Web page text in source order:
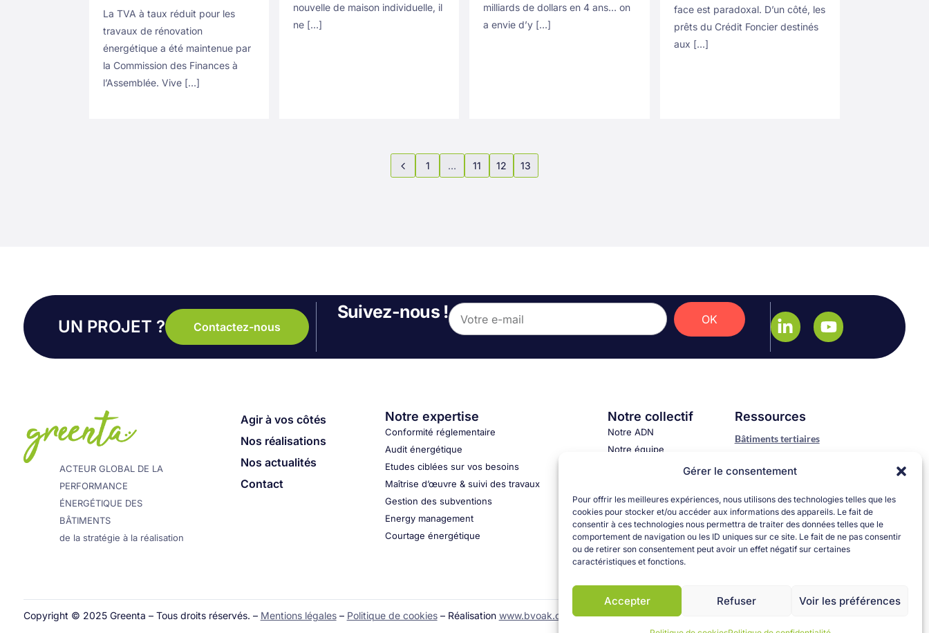
Gérer le consentement
Pour offrir les meilleures expériences, nous utilisons des technologies telles que les
cookies pour stocker et/ou accéder aux informations des appareils. Le fait de
consentir à ces technologies nous permettra de traiter des données telles que le
comportement de navigation ou les ID uniques sur ce site. Le fait de ne pas consentir
ou de retirer son consentement peut avoir un effet négatif sur certaines
caractéristiques et fonctions.
Accepter Refuser Voir les préférences
La TVA à taux réduit pour les
travaux de rénovation
énergétique a été maintenue par
la Commission des Finances à
l’Assemblée. Vive […]
nouvelle de maison individuelle, il
ne […]
milliards de dollars en 4 ans… on
a envie d’y […]
face est paradoxal. D’un côté, les
prêts du Crédit Foncier destinés
aux […]
1 … 11 12 13
UN PROJET ? Contactez-nous
Suivez-nous ! OK
ACTEUR GLOBAL DE LA
PERFORMANCE
ÉNERGÉTIQUE DES
BÂTIMENTS
de la stratégie à la réalisation
Agir à vos côtés
Nos réalisations
Nos actualités
Contact
Notre expertise
Conformité réglementaire
Audit énergétique
Etudes ciblées sur vos besoins
Maîtrise d’œuvre & suivi des travaux
Gestion des subventions
Energy management
Courtage énergétique
Notre collectif
Notre ADN
Notre équipe
Ressources
Bâtiments tertiaires
Décret BACS
Bâtiments résidentiels collectifs
DPE Collectif
Copyright © 2025 Greenta – Tous droits réservés. – Mentions légales– Politique de cookies– Réalisation www.bvoak.com